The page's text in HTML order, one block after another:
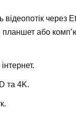
через
або
та 4K.